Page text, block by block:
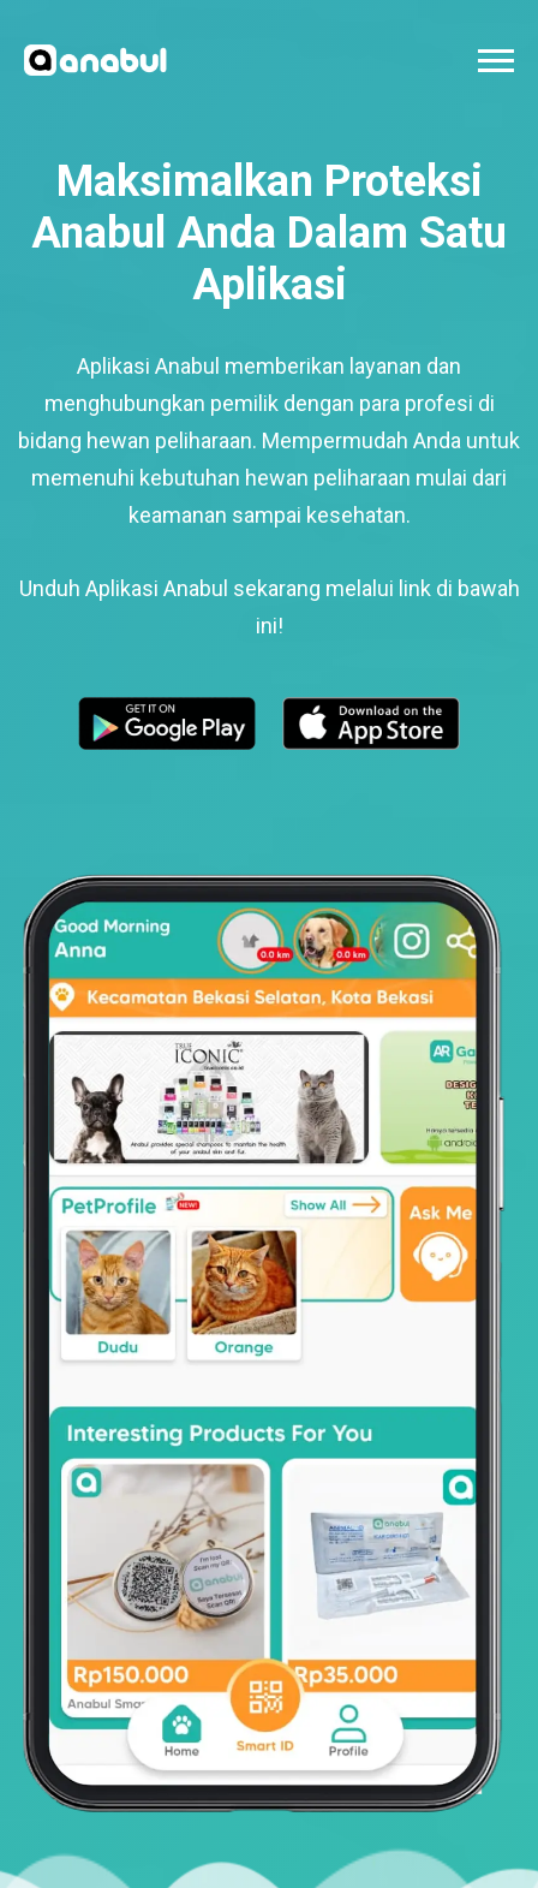
Maksimalkan Proteksi
Anabul Anda Dalam Satu
Aplikasi
Aplikasi Anabul memberikan layanan dan
menghubungkan pemilik dengan para profesi di
bidang hewan peliharaan. Mempermudah Anda untuk
memenuhi kebutuhan hewan peliharaan mulai dari
keamanan sampai kesehatan.
Unduh Aplikasi Anabul sekarang melalui link di bawah
ini!